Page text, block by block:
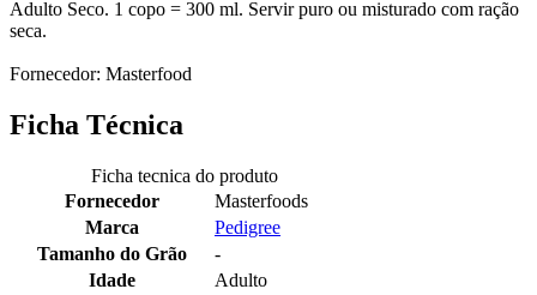
Adulto Seco. 1 copo = 300 ml. Servir puro ou misturado com ração
seca.
Fornecedor: Masterfood
Ficha Técnica
Ficha tecnica do produto
Fornecedor
Masterfoods
Marca
Pedigree
Tamanho do Grão
-
Idade
Adulto